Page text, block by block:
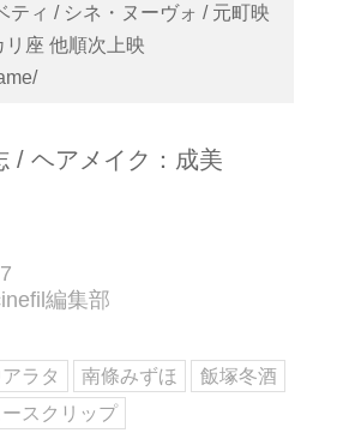
ティ / シネ・ヌーヴォ / 元町映
リ座 他順次上映
/ ヘアメイク：成美
編集部
ラタ 南條みずほ
飯塚冬酒
スクリップ